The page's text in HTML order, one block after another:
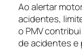
Ao alertar
acidentes,
o PMV
de acidentes e